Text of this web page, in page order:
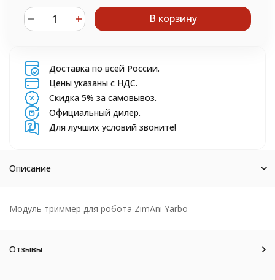
В корзину
Доставка по всей России.
Цены указаны с НДС.
Скидка 5% за самовывоз.
Официальный дилер.
Для лучших условий звоните!
Описание
Модуль триммер для робота ZimAni Yarbo
Отзывы